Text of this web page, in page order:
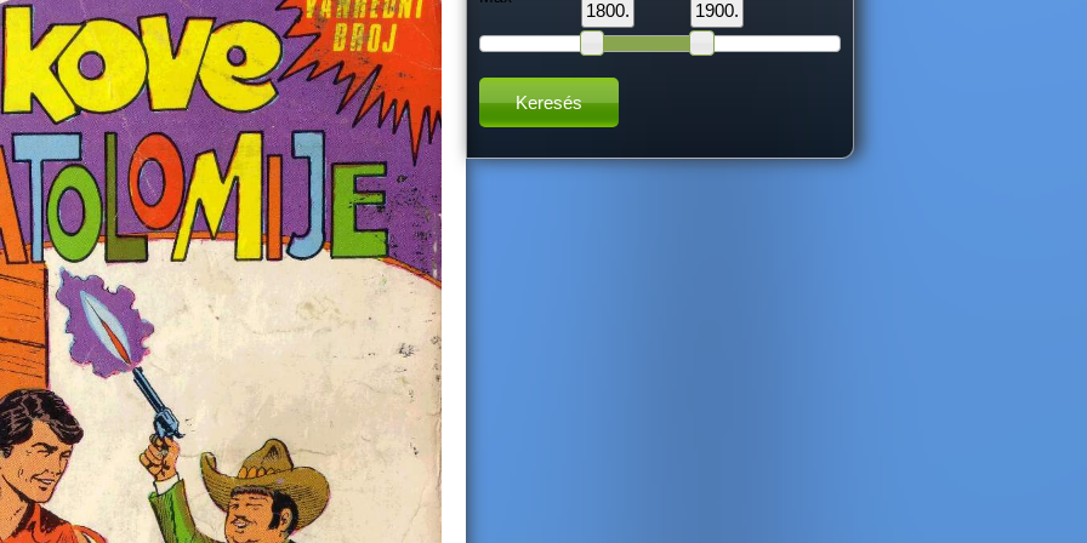
h
1800. 1900.